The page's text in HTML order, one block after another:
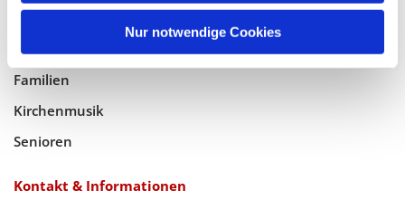
Nur notwendige Cookies
Pfarreileben
Jugend
Familien
Kirchenmusik
Senioren
Kontakt & Informationen